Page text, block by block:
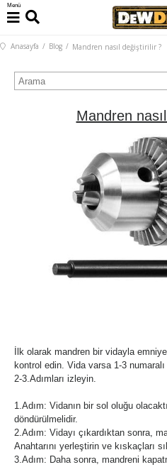
Menü
Anasayfa Blog Mandren nasıl değiştirilir ?
Mandren
İlk olarak mandren bir vidayla
kontrol edin. Vida varsa 1-3
2-3.Adımları izleyin.
1.Adım: Vidanın bir sol oluğu
döndürülmelidir.
2.Adım: Vidayı çıkardıktan sonra,
Anahtarını yerleştirin ve kıskaçları
3.Adım: Daha sonra, mandreni